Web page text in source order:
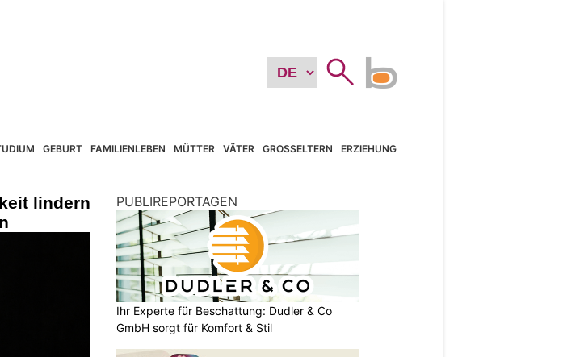
GEBURT FAMILIENLEBEN MÜTTER VÄTER GROSSELTERN ERZIEHUNG
lindern
PUBLIREPORTAGEN
Ihr Experte für Beschattung: Dudler & Co
GmbH sorgt für Komfort & Stil